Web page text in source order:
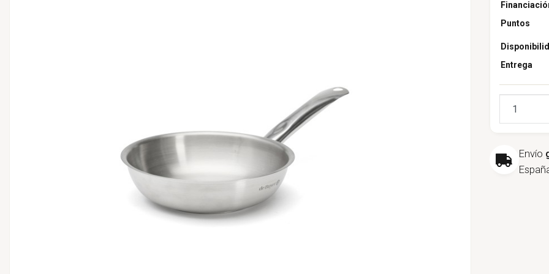
Puntos
Entrega
Cantidad
Envío